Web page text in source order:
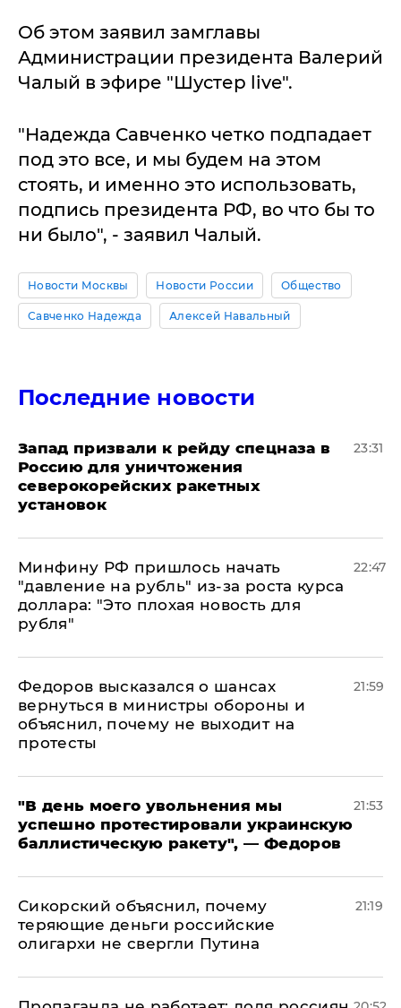
Об этом заявил замглавы
Администрации президента Валерий
Чалый в эфире "Шустер live".
"Надежда Савченко четко подпадает
под это все, и мы будем на этом
стоять, и именно это использовать,
подпись президента РФ, во что бы то
ни было", - заявил Чалый.
Новости Москвы Новости России Общество
Савченко Надежда Алексей Навальный
Последние новости
Запад призвали к рейду спецназа в
Россию для уничтожения
северокорейских ракетных
установок
23:31
Минфину РФ пришлось начать
"давление на рубль" из-за роста курса
доллара: "Это плохая новость для
рубля"
22:47
Федоров высказался о шансах
вернуться в министры обороны и
объяснил, почему не выходит на
протесты
21:59
​"В день моего увольнения мы
успешно протестировали украинскую
баллистическую ракету", — Федоров
21:53
Сикорский объяснил, почему
теряющие деньги российские
олигархи не свергли Путина
21:19